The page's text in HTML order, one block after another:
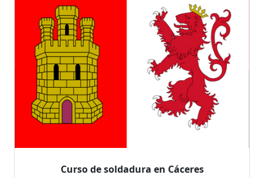
Curso de soldadura en Cáceres